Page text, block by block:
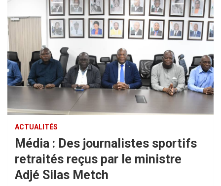
ACTUALITÉS
Média : Des journalistes sportifs
retraités reçus par le ministre
Adjé Silas Metch